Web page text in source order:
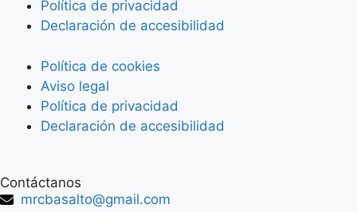
Política de privacidad
Declaración de accesibilidad
Política de cookies
Aviso legal
Política de privacidad
Declaración de accesibilidad
Contáctanos
mrcbasalto@gmail.com